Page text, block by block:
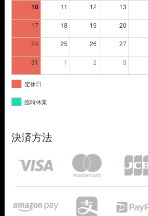
10 11 12 13
17 18 19 20
24 25 26 27
31 1 2 3
定休日
臨時休業
決済方法